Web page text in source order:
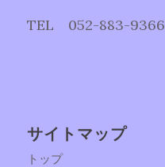
TEL 052-883-9366
サイトマップ
トップ